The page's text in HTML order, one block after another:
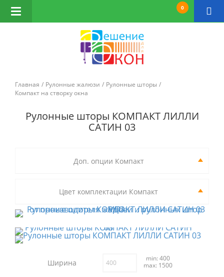
0
Открыть
навигацию
Главная Рулонные жалюзи
Рулонные шторы
Компакт на створку окна
Рулонные шторы КОМПАКТ ЛИЛЛИ
САТИН 03
Доп. опции Компакт
Цвет комплектации Компакт
Ширина
min: 400
max: 1500